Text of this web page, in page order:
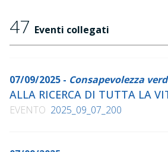
47 Eventi collegati
07/09/2025 - Consapevolezza
ALLA RICERCA DI TUTTA LA
EVENTO 2025_09_07_200